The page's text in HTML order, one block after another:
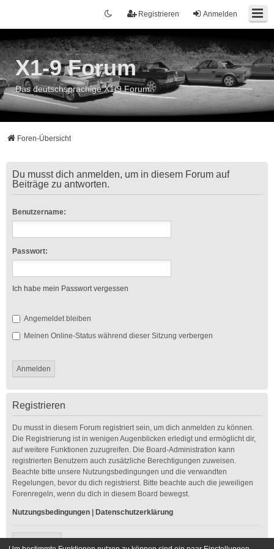
Anmelden
Registrieren
X1-9 Forum
Das deutschsprachige X1/9 Forum
Foren-Übersicht
Du musst dich anmelden, um in diesem Forum auf
Beiträge zu antworten.
Benutzername:
Passwort:
Ich habe mein Passwort vergessen
Angemeldet bleiben
Meinen Online-Status während dieser Sitzung verbergen
Registrieren
Du musst in diesem Forum registriert sein, um dich anmelden zu können.
Die Registrierung ist in wenigen Augenblicken erledigt und ermöglicht dir,
auf weitere Funktionen zuzugreifen. Die Board-Administration kann
registrierten Benutzern auch zusätzliche Berechtigungen zuweisen.
Beachte bitte unsere Nutzungsbedingungen und die verwandten
Regelungen, bevor du dich registrierst. Bitte beachte auch die jeweiligen
Forenregeln, wenn du dich in diesem Board bewegst.
Nutzungsbedingungen Datenschutzerklärung